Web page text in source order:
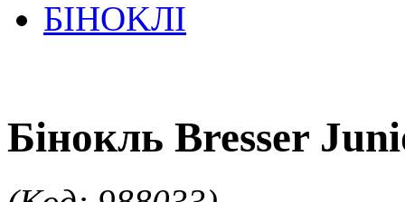
БIHOKЛI
Бінокль Bresser